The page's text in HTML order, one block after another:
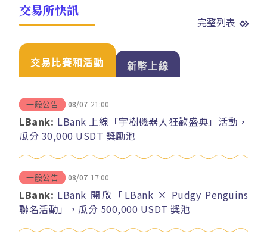
交易所快訊
完整列表
交易比賽和活動 新幣上線
一般公告 08/07 21:00
LBank: LBank 上線「宇樹機器人狂歡盛典」活動，
瓜分 30,000 USDT 獎勵池
一般公告 08/07 17:00
LBank: LBank 開啟「LBank × Pudgy Penguins
聯名活動」，瓜分 500,000 USDT 獎池